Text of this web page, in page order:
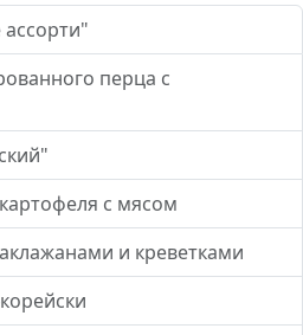
перца с
с мясом
и креветками